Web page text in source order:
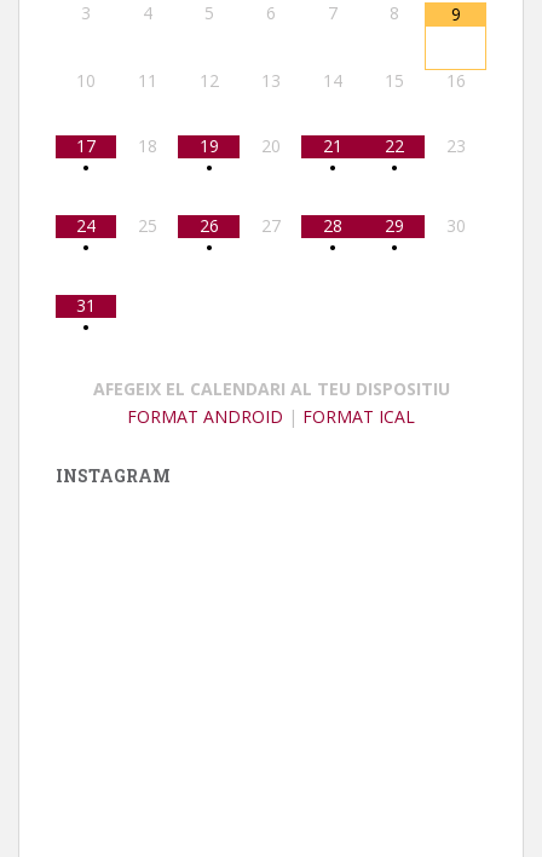
3 4 5 6 7 8 9
10 11 12 13 14 15 16
17
•
18
19
•
20
21
•
22
•
23
24
•
25
26
•
27
28
•
29
•
30
31
•
AFEGEIX EL CALENDARI AL TEU DISPOSITIU
FORMAT ANDROID | FORMAT ICAL
INSTAGRAM